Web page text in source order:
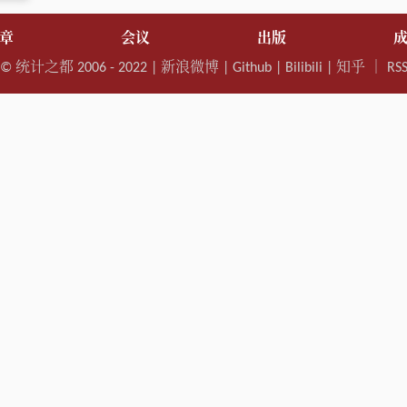
会议 出版
© 统计之都 2006 - 2022 | 新浪微博 Github| Bilibili 知乎｜ RSS